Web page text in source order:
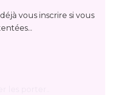
vous inscrire si vous